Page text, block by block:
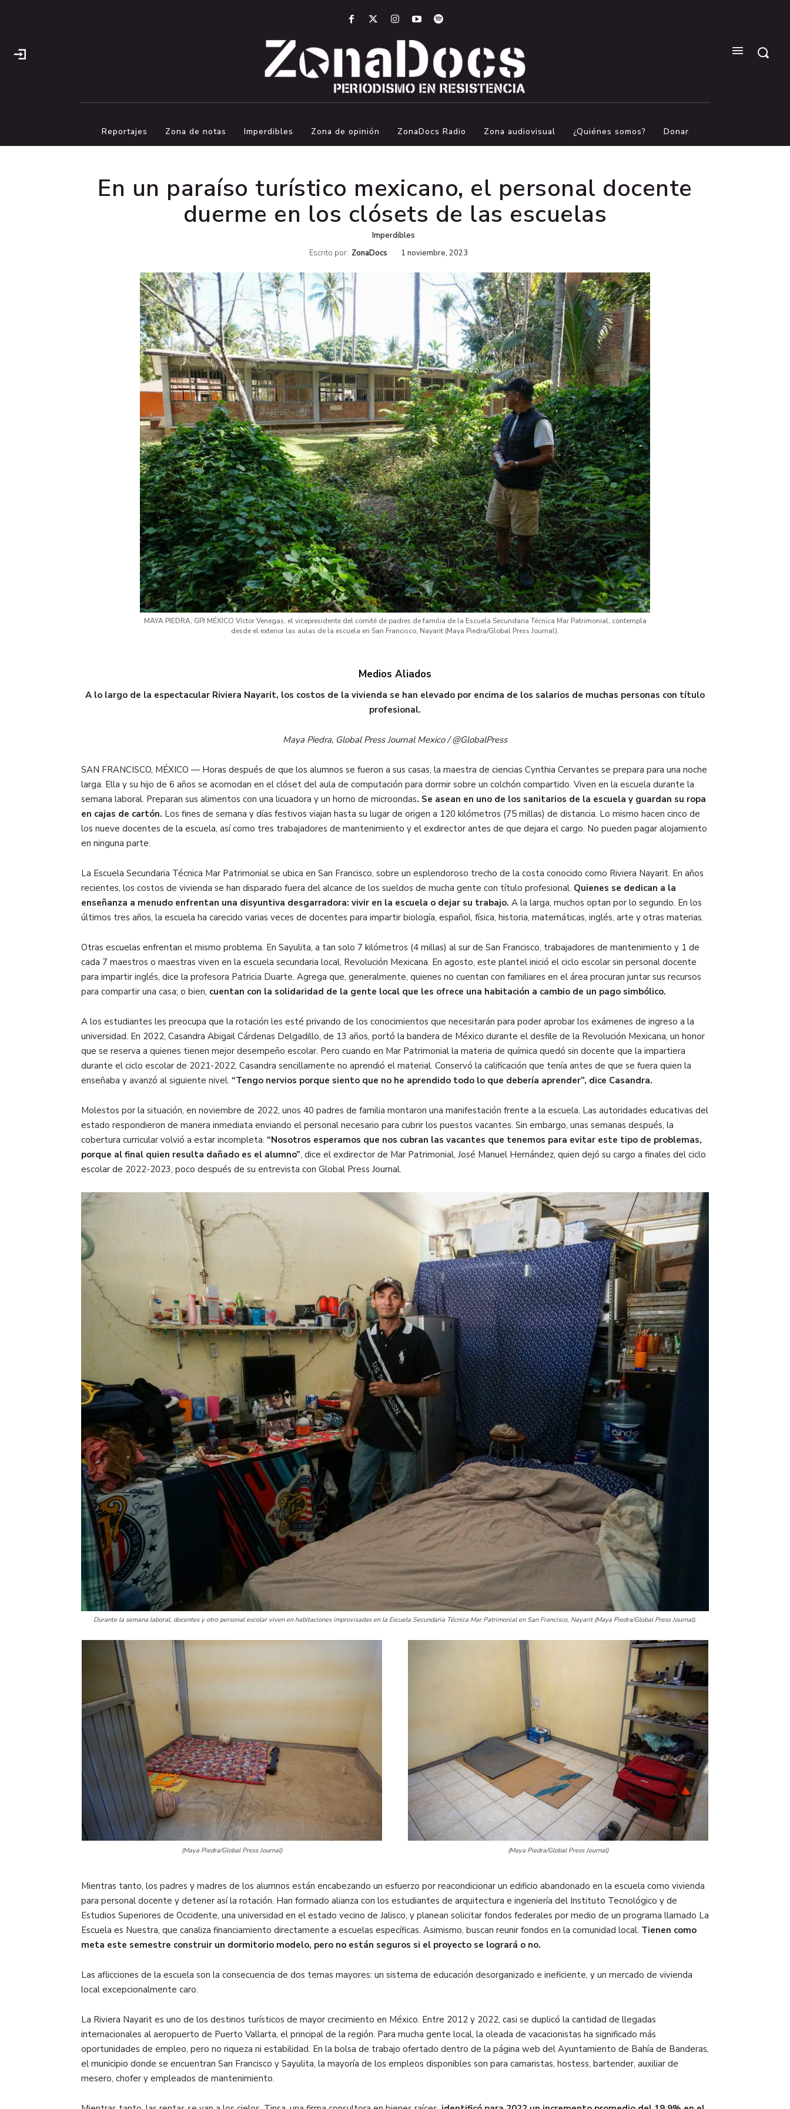
Reportajes Zona de notas Imperdibles Zona de opinión ZonaDocs Radio Zona audiovisual ¿Quiénes somos? Donar
En un paraíso turístico mexicano, el personal docente
duerme en los clósets de las escuelas
Imperdibles
Escrito por: ZonaDocs 1 noviembre, 2023
MAYA PIEDRA, GPJ MÉXICO Víctor Venegas, el vicepresidente del comité de padres de familia de la Escuela Secundaria Técnica Mar Patrimonial, contempla
desde el exterior las aulas de la escuela en San Francisco, Nayarit (Maya Piedra/Global Press Journal).
Medios Aliados
A lo largo de la espectacular Riviera Nayarit, los costos de la vivienda se han elevado por encima de los salarios de muchas personas con título
profesional.
Maya Piedra, Global Press Journal Mexico / @GlobalPress
SAN FRANCISCO, MÉXICO — Horas después de que los alumnos se fueron a sus casas, la maestra de ciencias Cynthia Cervantes se prepara para una noche
larga. Ella y su hijo de 6 años se acomodan en el clóset del aula de computación para dormir sobre un colchón compartido. Viven en la escuela durante la
semana laboral. Preparan sus alimentos con una licuadora y un horno de microondas. Se asean en uno de los sanitarios de la escuela y guardan su ropa
en cajas de cartón. Los fines de semana y días festivos viajan hasta su lugar de origen a 120 kilómetros (75 millas) de distancia. Lo mismo hacen cinco de
los nueve docentes de la escuela, así como tres trabajadores de mantenimiento y el exdirector antes de que dejara el cargo. No pueden pagar alojamiento
en ninguna parte.
La Escuela Secundaria Técnica Mar Patrimonial se ubica en San Francisco, sobre un esplendoroso trecho de la costa conocido como Riviera Nayarit. En años
recientes, los costos de vivienda se han disparado fuera del alcance de los sueldos de mucha gente con título profesional. Quienes se dedican a la
enseñanza a menudo enfrentan una disyuntiva desgarradora: vivir en la escuela o dejar su trabajo. A la larga, muchos optan por lo segundo. En los
últimos tres años, la escuela ha carecido varias veces de docentes para impartir biología, español, física, historia, matemáticas, inglés, arte y otras materias.
Otras escuelas enfrentan el mismo problema. En Sayulita, a tan solo 7 kilómetros (4 millas) al sur de San Francisco, trabajadores de mantenimiento y 1 de
cada 7 maestros o maestras viven en la escuela secundaria local, Revolución Mexicana. En agosto, este plantel inició el ciclo escolar sin personal docente
para impartir inglés, dice la profesora Patricia Duarte. Agrega que, generalmente, quienes no cuentan con familiares en el área procuran juntar sus recursos
para compartir una casa; o bien, cuentan con la solidaridad de la gente local que les ofrece una habitación a cambio de un pago simbólico.
A los estudiantes les preocupa que la rotación les esté privando de los conocimientos que necesitarán para poder aprobar los exámenes de ingreso a la
universidad. En 2022, Casandra Abigail Cárdenas Delgadillo, de 13 años, portó la bandera de México durante el desfile de la Revolución Mexicana, un honor
que se reserva a quienes tienen mejor desempeño escolar. Pero cuando en Mar Patrimonial la materia de química quedó sin docente que la impartiera
durante el ciclo escolar de 2021-2022, Casandra sencillamente no aprendió el material. Conservó la calificación que tenía antes de que se fuera quien la
enseñaba y avanzó al siguiente nivel. “Tengo nervios porque siento que no he aprendido todo lo que debería aprender”, dice Casandra.
Molestos por la situación, en noviembre de 2022, unos 40 padres de familia montaron una manifestación frente a la escuela. Las autoridades educativas del
estado respondieron de manera inmediata enviando el personal necesario para cubrir los puestos vacantes. Sin embargo, unas semanas después, la
cobertura curricular volvió a estar incompleta. “Nosotros esperamos que nos cubran las vacantes que tenemos para evitar este tipo de problemas,
porque al final quien resulta dañado es el alumno”, dice el exdirector de Mar Patrimonial, José Manuel Hernández, quien dejó su cargo a finales del ciclo
escolar de 2022-2023, poco después de su entrevista con Global Press Journal.
Durante la semana laboral, docentes y otro personal escolar viven en habitaciones improvisadas en la Escuela Secundaria Técnica Mar Patrimonial en San Francisco, Nayarit (Maya Piedra/Global Press Journal).
(Maya Piedra/Global Press Journal) (Maya Piedra/Global Press Journal)
Mientras tanto, los padres y madres de los alumnos están encabezando un esfuerzo por reacondicionar un edificio abandonado en la escuela como vivienda
para personal docente y detener así la rotación. Han formado alianza con los estudiantes de arquitectura e ingeniería del Instituto Tecnológico y de
Estudios Superiores de Occidente, una universidad en el estado vecino de Jalisco, y planean solicitar fondos federales por medio de un programa llamado La
Escuela es Nuestra, que canaliza financiamiento directamente a escuelas específicas. Asimismo, buscan reunir fondos en la comunidad local. Tienen como
meta este semestre construir un dormitorio modelo, pero no están seguros si el proyecto se logrará o no.
Las aflicciones de la escuela son la consecuencia de dos temas mayores: un sistema de educación desorganizado e ineficiente, y un mercado de vivienda
local excepcionalmente caro.
La Riviera Nayarit es uno de los destinos turísticos de mayor crecimiento en México. Entre 2012 y 2022, casi se duplicó la cantidad de llegadas
internacionales al aeropuerto de Puerto Vallarta, el principal de la región. Para mucha gente local, la oleada de vacacionistas ha significado más
oportunidades de empleo, pero no riqueza ni estabilidad. En la bolsa de trabajo ofertado dentro de la página web del Ayuntamiento de Bahía de Banderas,
el municipio donde se encuentran San Francisco y Sayulita, la mayoría de los empleos disponibles son para camaristas, hostess, bartender, auxiliar de
mesero, chofer y empleados de mantenimiento.